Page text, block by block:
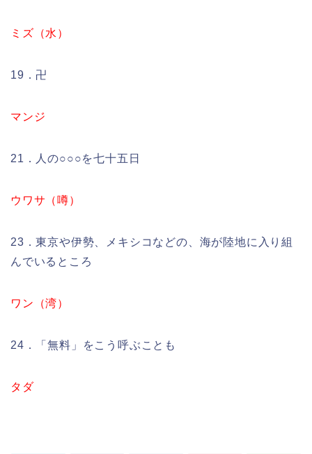
ミズ（水）
19．卍
マンジ
21．人の○○○を七十五日
ウワサ（噂）
23．東京や伊勢、メキシコなどの、海が陸地に入り組
んでいるところ
ワン（湾）
24．「無料」をこう呼ぶことも
タダ